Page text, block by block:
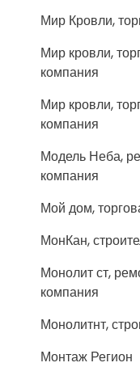
Мир Кровли,
Мир кровли,
компания
Мир кровли,
компания
Модель Неба,
компания
Мой дом,
МонКан,
Монолит ст,
компания
Монолитнт,
Монтаж Регион